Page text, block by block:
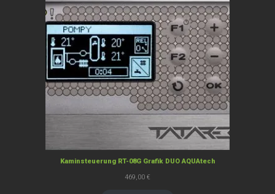
Kaminsteuerung RT-08G Grafik DUO AQUAtech
469,00 €